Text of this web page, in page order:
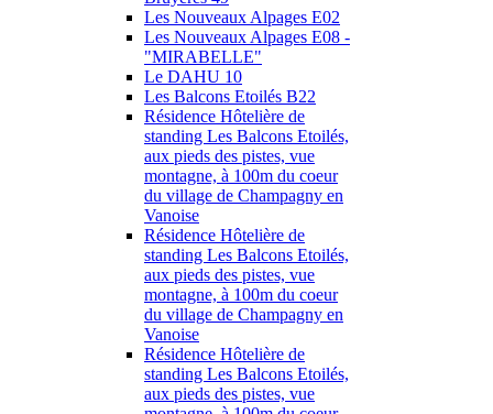
Les Nouveaux Alpages E02
Les Nouveaux Alpages E08 -
"MIRABELLE"
Le DAHU 10
Les Balcons Etoilés B22
Résidence Hôtelière de
standing Les Balcons Etoilés,
aux pieds des pistes, vue
montagne, à 100m du coeur
du village de Champagny en
Vanoise
Résidence Hôtelière de
standing Les Balcons Etoilés,
aux pieds des pistes, vue
montagne, à 100m du coeur
du village de Champagny en
Vanoise
Résidence Hôtelière de
standing Les Balcons Etoilés,
aux pieds des pistes, vue